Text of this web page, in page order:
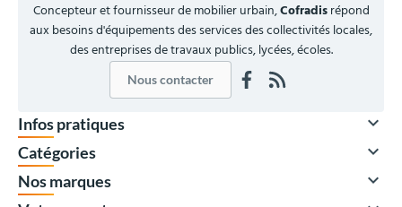
Concepteur et fournisseur de mobilier urbain,Cofradisrépond
aux besoins d'équipements des services des collectivités locales,
des entreprises de travaux publics, lycées, écoles.
Nous contacter
Infos pratiques 
Catégories 
Nos marques 